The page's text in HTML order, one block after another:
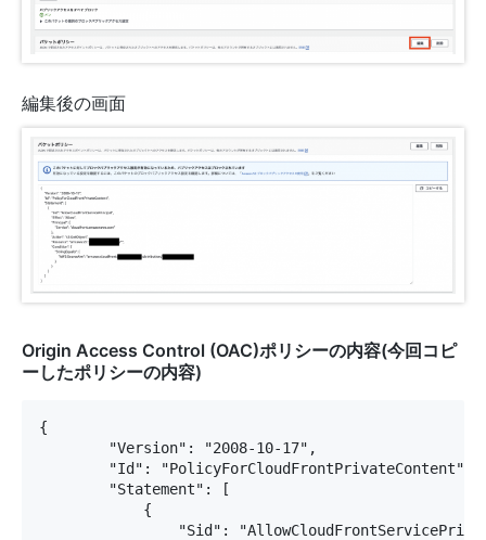
編集後の画面
Origin Access Control (OAC)ポリシーの内容(今回コピ
ーしたポリシーの内容)
{
        "Version": "2008-10-17",
        "Id": "PolicyForCloudFrontPrivateContent",
        "Statement": [
            {
"Sid":